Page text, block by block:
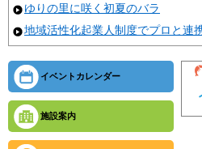
ゆりの里に咲く初夏のバラ
地域活性化起業人制度でプロと連
イベントカレンダー
施設案内